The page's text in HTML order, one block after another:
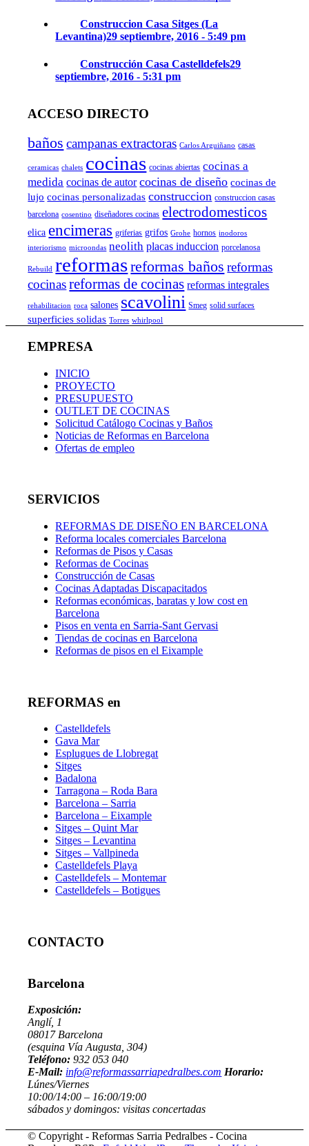
Construccion Casa Sitges (La
Levantina)29 septiembre, 2016 - 5:49 pm
Construcción Casa Castelldefels29
septiembre, 2016 - 5:31 pm
ACCESO DIRECTO
baños campanas extractoras Carlos Arguiñano casas
ceramicas chalets cocinas cocinas abiertas cocinas a
medida cocinas de autor cocinas de diseño cocinas de
lujo cocinas personalizadas construccion construccion casas
barcelona
cosentino diseñadores cocinas electrodomesticos
elica encimeras griferias grifos Grohe hornos inodoros
interiorismo
microondas neolith placas induccion porcelanosa
Rebuild reformas reformas baños reformas
cocinas reformas de cocinas reformas integrales
rehabilitacion salones scavolini Smeg solid surfaces
superficies solidas Torres whirlpool
EMPRESA
INICIO
PROYECTO
PRESUPUESTO
OUTLET DE COCINAS
Solicitud Catálogo Cocinas y Baños
Noticias de Reformas en Barcelona
Ofertas de empleo
SERVICIOS
REFORMAS DE DISEÑO EN BARCELONA
Reforma locales comerciales Barcelona
Reformas de Pisos y Casas
Reformas de Cocinas
Construcción de Casas
Cocinas Adaptadas Discapacitados
Reformas económicas, baratas y low cost en
Barcelona
Pisos en venta en Sarria-Sant Gervasi
Tiendas de cocinas en Barcelona
Reformas de pisos en el Eixample
REFORMAS en
Castelldefels
Gava Mar
Esplugues de Llobregat
Sitges
Badalona
Tarragona – Roda Bara
Barcelona – Sarria
Barcelona – Eixample
Sitges – Quint Mar
Sitges – Levantina
Sitges – Vallpineda
Castelldefels Playa
Castelldefels – Montemar
Castelldefels – Botigues
CONTACTO
Barcelona
Exposición:
Anglí, 1
08017 Barcelona
(esquina Vía Augusta, 304)
Teléfono: 932 053 040
E-Mail: info@reformassarriapedralbes.com Horario:
Lúnes/Viernes
10:00/14:00 – 16:00/19:00
sábados y domingos: visitas concertadas
© Copyright - Reformas Sarria Pedralbes - Cocina